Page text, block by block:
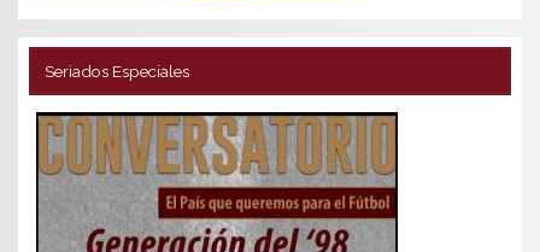
Seriados Especiales